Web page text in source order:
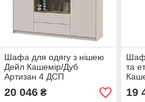
Шафа для одягу з нішею
Дейл Кашемір/Дуб
Артизан 4 ДСП
206х52х220 (80737727)
20 046₴
та
ДСП
19